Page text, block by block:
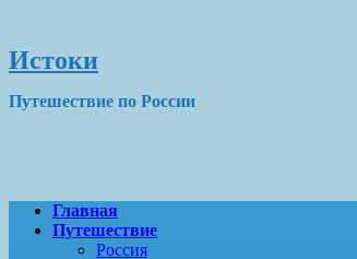
Истоки
Путешествие по России
Главная
Путешествие
Россия